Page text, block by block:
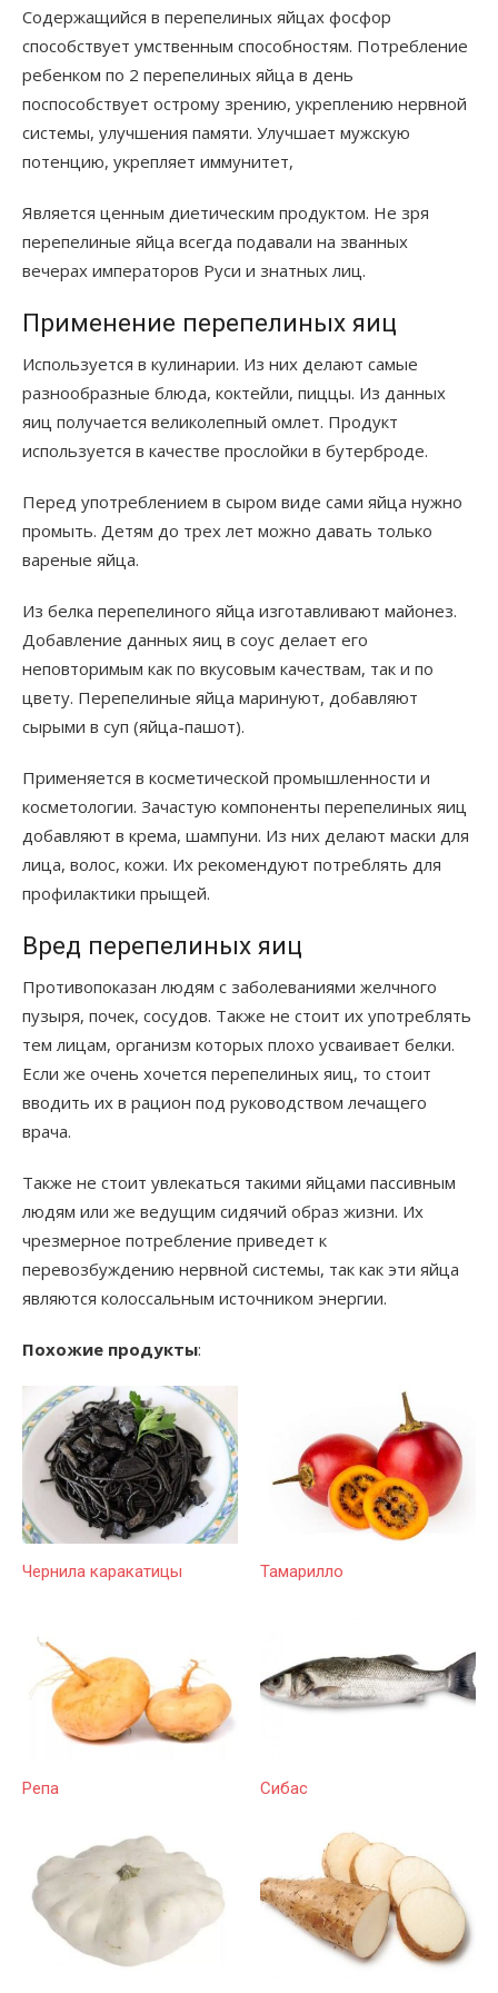
Содержащийся в перепелиных яйцах фосфор
способствует умственным способностям. Потребление
ребенком по 2 перепелиных яйца в день
поспособствует острому зрению, укреплению нервной
системы, улучшения памяти. Улучшает мужскую
потенцию, укрепляет иммунитет,
Является ценным диетическим продуктом. Не зря
перепелиные яйца всегда подавали на званных
вечерах императоров Руси и знатных лиц.
Применение перепелиных яиц
Используется в кулинарии. Из них делают самые
разнообразные блюда, коктейли, пиццы. Из данных
яиц получается великолепный омлет. Продукт
используется в качестве прослойки в бутерброде.
Перед употреблением в сыром виде сами яйца нужно
промыть. Детям до трех лет можно давать только
вареные яйца.
Из белка перепелиного яйца изготавливают майонез.
Добавление данных яиц в соус делает его
неповторимым как по вкусовым качествам, так и по
цвету. Перепелиные яйца маринуют, добавляют
сырыми в суп (яйца-пашот).
Применяется в косметической промышленности и
косметологии. Зачастую компоненты перепелиных яиц
добавляют в крема, шампуни. Из них делают маски для
лица, волос, кожи. Их рекомендуют потреблять для
профилактики прыщей.
Вред перепелиных яиц
Противопоказан людям с заболеваниями желчного
пузыря, почек, сосудов. Также не стоит их употреблять
тем лицам, организм которых плохо усваивает белки.
Если же очень хочется перепелиных яиц, то стоит
вводить их в рацион под руководством лечащего
врача.
Также не стоит увлекаться такими яйцами пассивным
людям или же ведущим сидячий образ жизни. Их
чрезмерное потребление приведет к
перевозбуждению нервной системы, так как эти яйца
являются колоссальным источником энергии.
Похожие продукты:
Чернила каракатицы Тамарилло
Репа Сибас